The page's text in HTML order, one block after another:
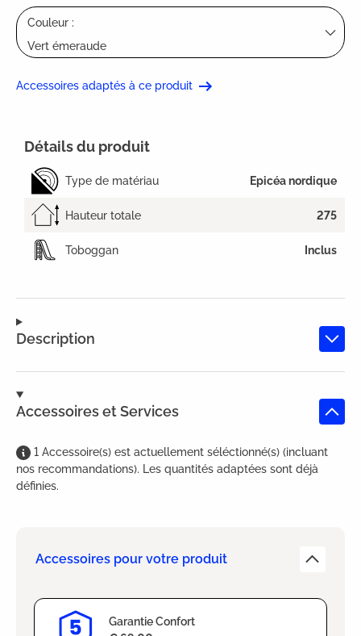
Couleur :
Vert émeraude
Accessoires adaptés à ce produit
Description
Accessoires et Services
1 Accessoire(s) est actuellement séléctionné(s) (incluant
nos recommandations). Les quantités adaptées sont déjà
définies.
Accessoires pour votre produit
Garantie Confort
Détails du produit
Type de matériau Epicéa nordique
Hauteur totale 275
Toboggan Inclus